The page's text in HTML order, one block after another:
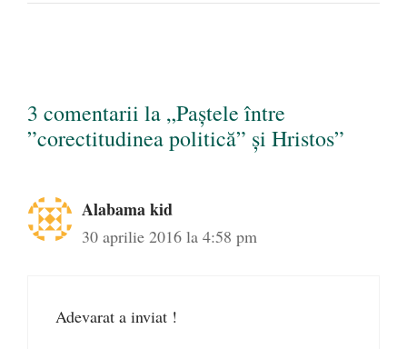
3 comentarii la „Paștele între
”corectitudinea politică” și Hristos”
Alabama kid
30 aprilie 2016 la 4:58 pm
Adevarat a inviat !